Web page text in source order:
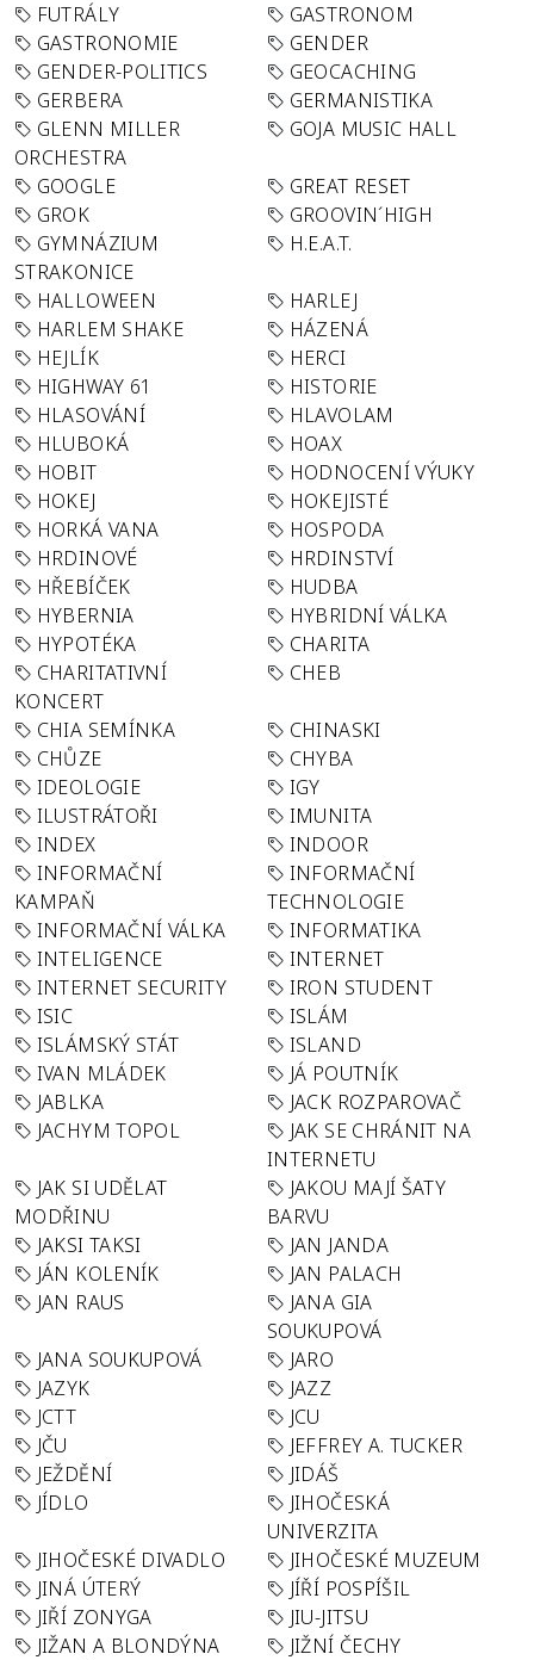
FUTRÁLY
GASTRONOM
GASTRONOMIE
GENDER
GENDER-POLITICS
GEOCACHING
GERBERA
GERMANISTIKA
GLENN MILLER
ORCHESTRA
GOJA MUSIC HALL
GOOGLE
GREAT RESET
GROK
GROOVIN´HIGH
GYMNÁZIUM
STRAKONICE
H.E.A.T.
HALLOWEEN
HARLEJ
HARLEM SHAKE
HÁZENÁ
HEJLÍK
HERCI
HIGHWAY 61
HISTORIE
HLASOVÁNÍ
HLAVOLAM
HLUBOKÁ
HOAX
HOBIT
HODNOCENÍ VÝUKY
HOKEJ
HOKEJISTÉ
HORKÁ VANA
HOSPODA
HRDINOVÉ
HRDINSTVÍ
HŘEBÍČEK
HUDBA
HYBERNIA
HYBRIDNÍ VÁLKA
HYPOTÉKA
CHARITA
CHARITATIVNÍ
KONCERT
CHEB
CHIA SEMÍNKA
CHINASKI
CHŮZE
CHYBA
IDEOLOGIE
IGY
ILUSTRÁTOŘI
IMUNITA
INDEX
INDOOR
INFORMAČNÍ
KAMPAŇ
INFORMAČNÍ
TECHNOLOGIE
INFORMAČNÍ VÁLKA
INFORMATIKA
INTELIGENCE
INTERNET
INTERNET SECURITY
IRON STUDENT
ISIC
ISLÁM
ISLÁMSKÝ STÁT
ISLAND
IVAN MLÁDEK
JÁ POUTNÍK
JABLKA
JACK ROZPAROVAČ
JACHYM TOPOL
JAK SE CHRÁNIT NA
INTERNETU
JAK SI UDĚLAT
MODŘINU
JAKOU MAJÍ ŠATY
BARVU
JAKSI TAKSI
JAN JANDA
JÁN KOLENÍK
JAN PALACH
JAN RAUS
JANA GIA
SOUKUPOVÁ
JANA SOUKUPOVÁ
JARO
JAZYK
JAZZ
JCTT
JCU
JČU
JEFFREY A. TUCKER
JEŽDĚNÍ
JIDÁŠ
JÍDLO
JIHOČESKÁ
UNIVERZITA
JIHOČESKÉ DIVADLO
JIHOČESKÉ MUZEUM
JINÁ ÚTERÝ
JÍŘÍ POSPÍŠIL
JIŘÍ ZONYGA
JIU-JITSU
JIŽAN A BLONDÝNA
JIŽNÍ ČECHY